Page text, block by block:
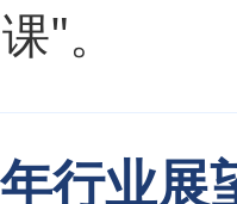
"。
行业展